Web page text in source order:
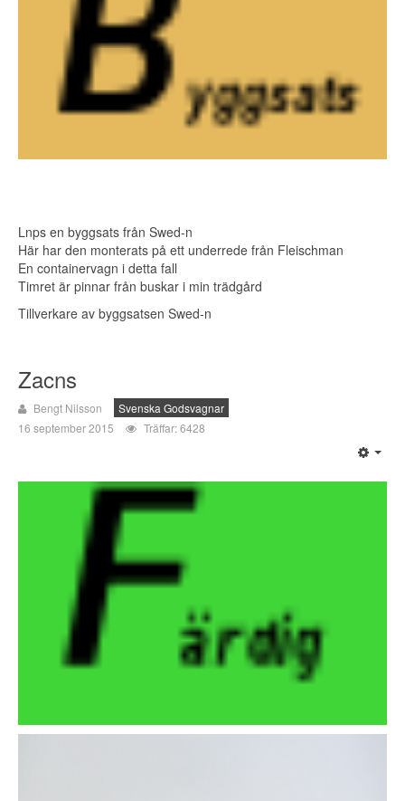
Lnps en byggsats från Swed-n
Här har den monterats på ett underrede från Fleischman
En containervagn i detta fall
Timret är pinnar från buskar i min trädgård
Tillverkare av byggsatsen Swed-n
Zacns
Bengt Nilsson
Svenska Godsvagnar
16 september 2015
Träffar: 6428